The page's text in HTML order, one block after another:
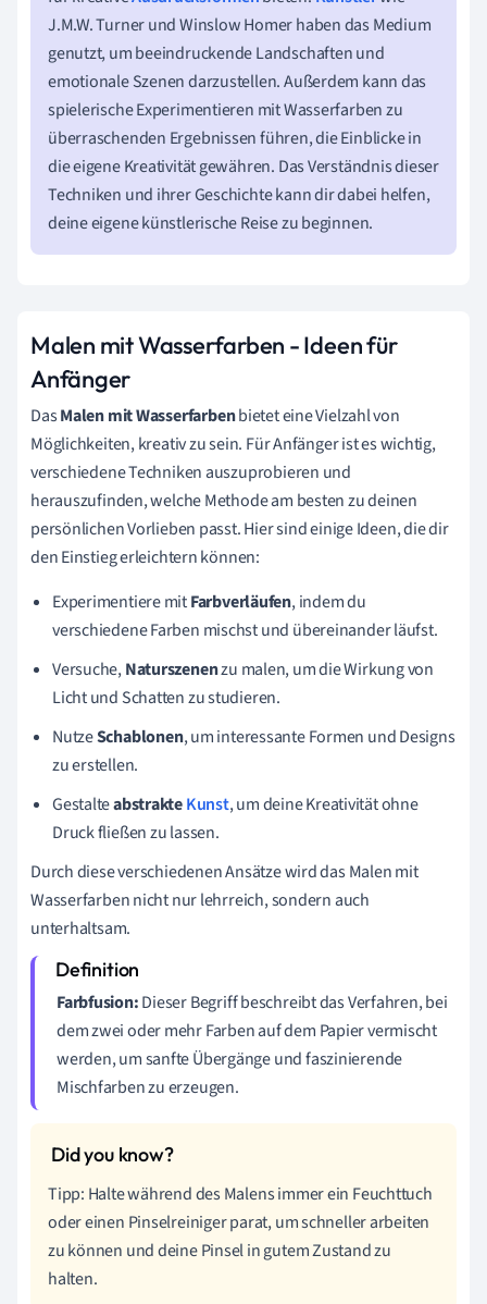
J.M.W. Turner und Winslow Homer haben das Medium
genutzt, um beeindruckende Landschaften und
emotionale Szenen darzustellen. Außerdem kann das
spielerische Experimentieren mit Wasserfarben zu
überraschenden Ergebnissen führen, die Einblicke in
die eigene Kreativität gewähren. Das Verständnis dieser
Techniken und ihrer Geschichte kann dir dabei helfen,
deine eigene künstlerische Reise zu beginnen.
Malen mit Wasserfarben - Ideen für
Anfänger
DasMalen mit Wasserfarbenbietet eine Vielzahl von
Möglichkeiten, kreativ zu sein. Für Anfänger ist es wichtig,
verschiedene Techniken auszuprobieren und
herauszufinden, welche Methode am besten zu deinen
persönlichen Vorlieben passt. Hier sind einige Ideen, die dir
den Einstieg erleichtern können:
Experimentiere mitFarbverläufen, indem du
verschiedene Farben mischst und übereinander läufst.
Versuche,Naturszenenzu malen, um die Wirkung von
Licht und Schatten zu studieren.
NutzeSchablonen, um interessante Formen und Designs
zu erstellen.
GestalteabstrakteKunst, um deine Kreativität ohne
Druck fließen zu lassen.
Durch diese verschiedenen Ansätze wird das Malen mit
Wasserfarben nicht nur lehrreich, sondern auch
unterhaltsam.
Farbfusion:Dieser Begriff beschreibt das Verfahren, bei
dem zwei oder mehr Farben auf dem Papier vermischt
werden, um sanfte Übergänge und faszinierende
Mischfarben zu erzeugen.
Tipp: Halte während des Malens immer ein Feuchttuch
oder einen Pinselreiniger parat, um schneller arbeiten
zu können und deine Pinsel in gutem Zustand zu
halten.